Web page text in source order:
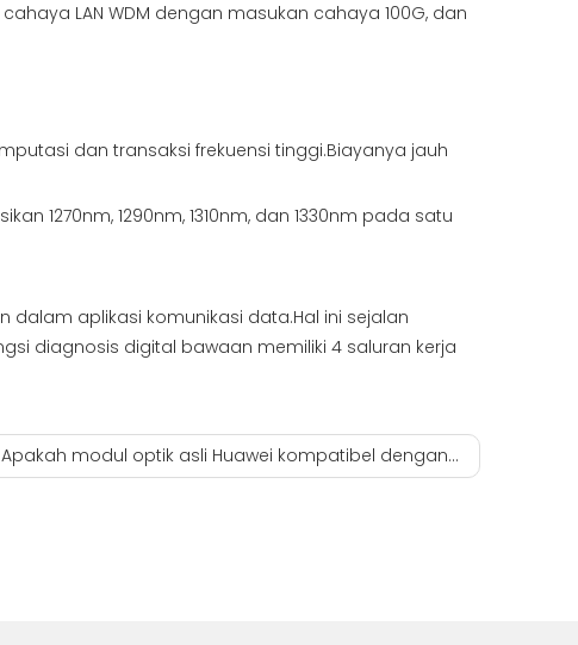
LAN WDM dengan masukan cahaya 100G, dan
dan transaksi frekuensi tinggi.Biayanya jauh
1270nm, 1290nm, 1310nm, dan 1330nm pada satu
dalam aplikasi komunikasi data.Hal ini sejalan
diagnosis digital bawaan memiliki 4 saluran kerja
Apakah modul optik asli Huawei kompatibel dengan sakelar Hua San?